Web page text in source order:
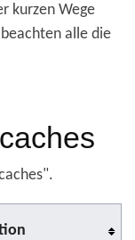
kurzen Wege
alle die